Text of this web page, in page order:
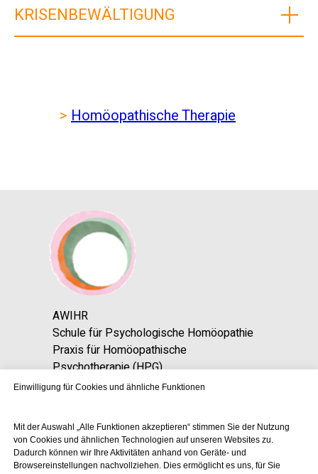
Einwilligung für Cookies und ähnliche Funktionen
Mit der Auswahl „Alle Funktionen akzeptieren“ stimmen Sie der Nutzung
von Cookies und ähnlichen Technologien auf unseren Websites zu.
Dadurch können wir Ihre Aktivitäten anhand von Geräte- und
Browsereinstellungen nachvollziehen. Dies ermöglicht es uns, für Sie
KRISENBEWÄLTIGUNG
> Homöopathische Therapie
AWIHR
Schule für Psychologische Homöopathie
Praxis für Homöopathische
Psychotherapie (HPG)
zertifizierter Homöopathie
office@awihr.de